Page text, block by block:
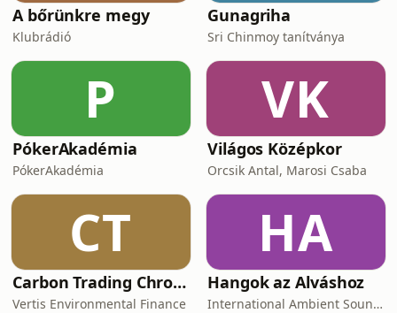
A bőrünkre megy
Klubrádió
Gunagriha
Sri Chinmoy tanítványa
P
PókerAkadémia
PókerAkadémia
VK
Világos Középkor
Orcsik Antal, Marosi Csaba
CT
Carbon Trading Chronicles
Vertis Environmental Finance
HA
Hangok az Alváshoz
International Ambient Sounds